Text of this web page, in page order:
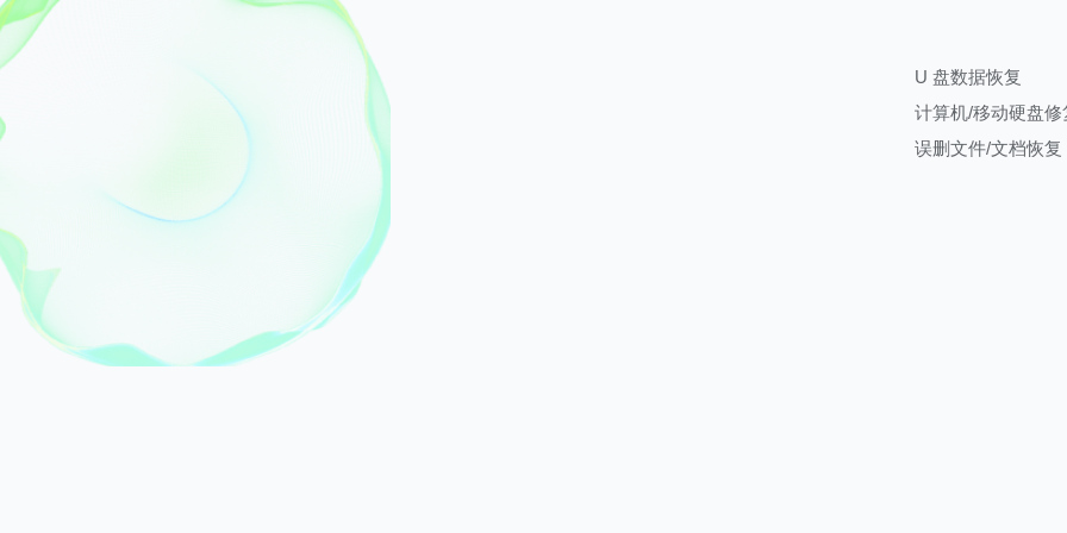
U 盘数据恢复
计算机/移动硬盘修
误删文件/文档恢复